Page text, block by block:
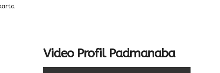
Video Profil Padmanaba